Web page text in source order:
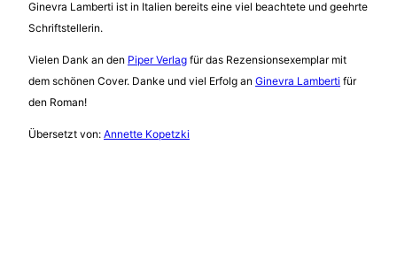
Ginevra Lamberti ist in Italien bereits eine viel beachtete und geehrte
Schriftstellerin.
Vielen Dank an den Piper Verlag für das Rezensionsexemplar mit
dem schönen Cover. Danke und viel Erfolg an Ginevra Lamberti für
den Roman!
Übersetzt von: Annette Kopetzki